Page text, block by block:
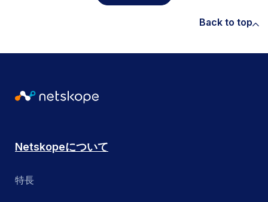
Back to top
Netskopeについて
特長